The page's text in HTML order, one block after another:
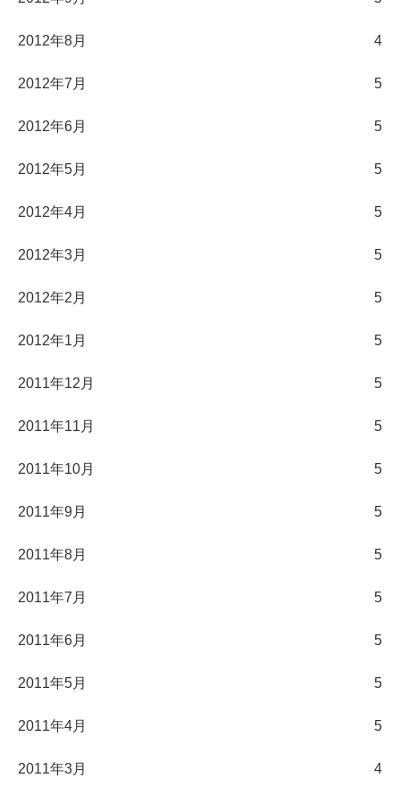
2012年8月 4
2012年7月 5
2012年6月 5
2012年5月 5
2012年4月 5
2012年3月 5
2012年2月 5
2012年1月 5
2011年12月 5
2011年11月 5
2011年10月 5
2011年9月 5
2011年8月 5
2011年7月 5
2011年6月 5
2011年5月 5
2011年4月 5
2011年3月 4